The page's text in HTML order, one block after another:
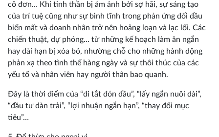
cô đơn… Khi tinh thần bị ám ảnh bởi sợ hãi, sự sáng tạo
của trí tuệ cũng như sự bình tĩnh trong phản ứng đối đầu
biến mất và doanh nhân trở nên hoảng loạn và lạc lối. Các
chiến thuật, dự phóng… từ những kế hoạch làm ăn ngắn
hay dài hạn bị xóa bỏ, nhường chỗ cho những hành động
phản xạ theo tình thế hàng ngày và sự thôi thúc của các
yếu tố và nhân viên hay người thân bao quanh.
Đây là thời điểm của “đi tắt đón đầu”, “lấy ngắn nuôi dài”,
“đầu tư dàn trải”, “lợi nhuận ngắn hạn”, “thay đổi mục
tiêu”…